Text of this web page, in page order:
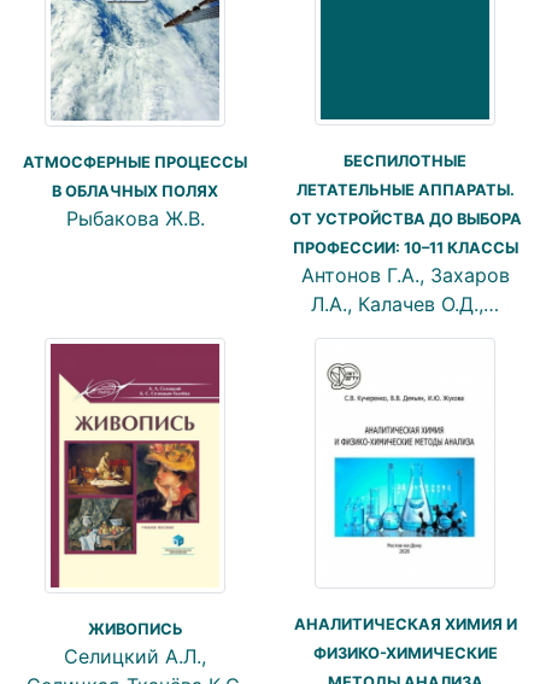
АТМОСФЕРНЫЕ ПРОЦЕССЫ
В ОБЛАЧНЫХ ПОЛЯХ
Рыбакова Ж.В.
БЕСПИЛОТНЫЕ
ЛЕТАТЕЛЬНЫЕ АППАРАТЫ.
ОТ УСТРОЙСТВА ДО ВЫБОРА
ПРОФЕССИИ: 10–11 КЛАССЫ
Антонов Г.А., Захаров
Л.А., Калачев О.Д.,…
ЖИВОПИСЬ
Селицкий А.Л.,
АНАЛИТИЧЕСКАЯ ХИМИЯ И
ФИЗИКО-ХИМИЧЕСКИЕ